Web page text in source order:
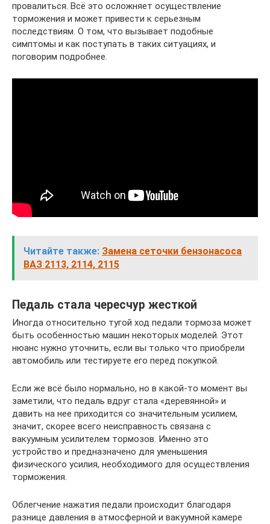
провалиться. Всё это осложняет осуществление
торможения и может привести к серьезным
последствиям. О том, что вызывает подобные
симптомы и как поступать в таких ситуациях, и
поговорим подробнее.
Читайте также: Замена сеточки бензонасоса
ВАЗ 2113, 2114, 2115
Педаль стала чересчур жесткой
Иногда относительно тугой ход педали тормоза может
быть особенностью машин некоторых моделей. Этот
нюанс нужно уточнить, если вы только что приобрели
автомобиль или тестируете его перед покупкой.
Если же всё было нормально, но в какой-то момент вы
заметили, что педаль вдруг стала «деревянной» и
давить на нее приходится со значительным усилием,
значит, скорее всего неисправность связана с
вакуумным усилителем тормозов. Именно это
устройство и предназначено для уменьшения
физического усилия, необходимого для осуществления
торможения.
Облегчение нажатия педали происходит благодаря
разнице давления в атмосферной и вакуумной камере